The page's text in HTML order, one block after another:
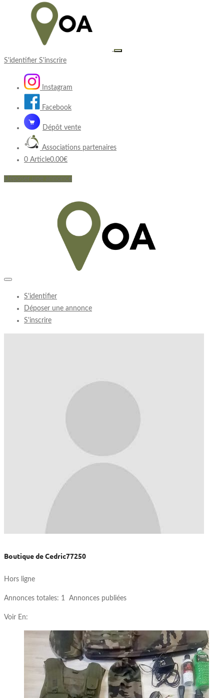
S'identifier S'inscrire
Instagram
Facebook
Dépôt vente
Associations partenaires
0 Article0.00€
Déposer une annonce
S'identifier
Déposer une annonce
S'inscrire
Boutique de Cedric77250
Hors ligne
Annonces totales: 1 Annonces publiées
Voir En: